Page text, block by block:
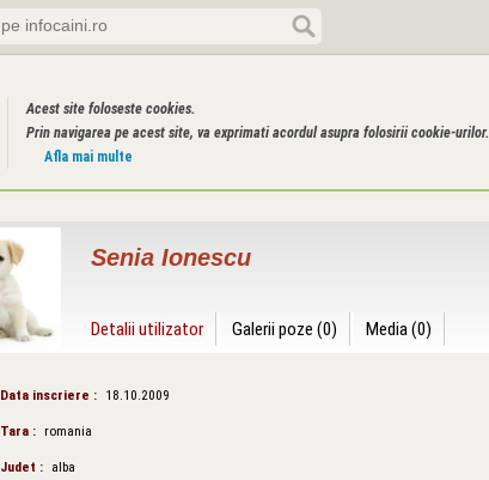
Acest site foloseste cookies.
Prin navigarea pe acest site, va exprimati acordul asupra folosirii cookie-urilor.
Afla mai multe
Senia Ionescu
Detalii utilizator Galerii poze (0) Media (0)
Data inscriere : 18.10.2009
Tara : romania
Judet : alba